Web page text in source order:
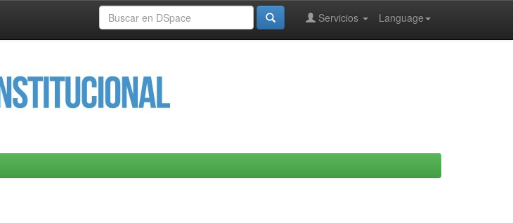
Language
Servicios